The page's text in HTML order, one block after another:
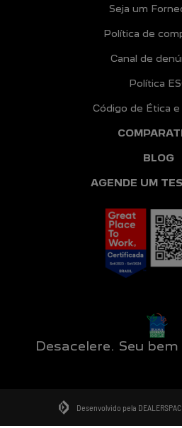
Seja um
Política de
Canal de
Política
Código de Ética
BLOG
AGENDE UM
Desacelere. Seu
Desenvolvido pela